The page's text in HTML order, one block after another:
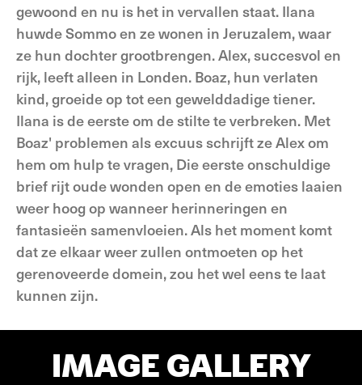
gewoond en nu is het in verval­len staat. Ilana
huwde Sommo en ze wo­nen in Jeruzalem, waar
ze hun dochter grootbrengen. Alex, succesvol en
rijk, leeft alleen in Londen. Boaz, hun verla­ten
kind, groeide op tot een gewelddadi­ge tiener.
Ilana is de eerste om de stilte te ver­breken. Met
Boaz' problemen als excuus schrijft ze Alex om
hem om hulp te vragen, Die eerste onschuldige
brief rijt oude wonden open en de emoties laaien
weer hoog op wanneer herinneringen en
fantasieën samenvloeien. Als het moment komt
dat ze elkaar weer zullen ontmoeten op het
gerenoveerde domein, zou het wel eens te laat
kunnen zijn.
IMAGE GALLERY